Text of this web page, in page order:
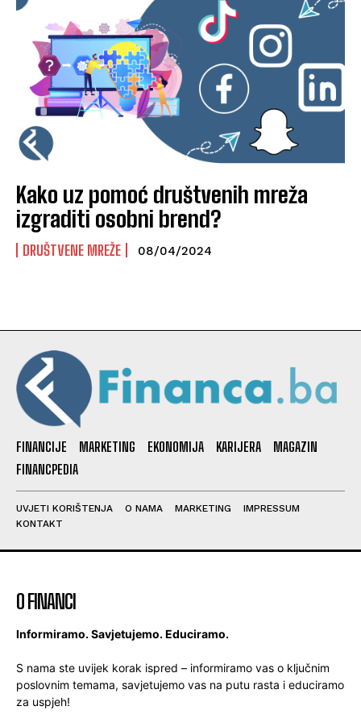
Kako uz pomoć društvenih mreža
izgraditi osobni brend?
DRUŠTVENE MREŽE 08/04/2024
FINANCIJE MARKETING EKONOMIJA KARIJERA
MAGAZIN
FINANCPEDIA
UVJETI KORIŠTENJA O NAMA MARKETING
IMPRESSUM
KONTAKT
O FINANCI
Informiramo. Savjetujemo. Educiramo.
S nama ste uvijek korak ispred – informiramo vas o ključnim
poslovnim temama, savjetujemo vas na putu rasta i educiramo
za uspjeh!